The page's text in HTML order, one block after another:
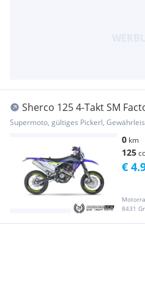
Sherco 125 4-Takt SM
59,- Gar...
Supermoto, gültiges Pickerl,
0 km
125
8431
€